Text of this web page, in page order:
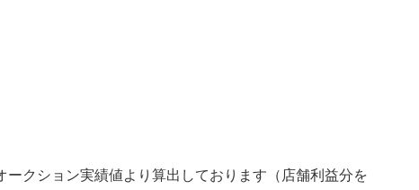
ークション実績値より算出しております（店舗利益分を